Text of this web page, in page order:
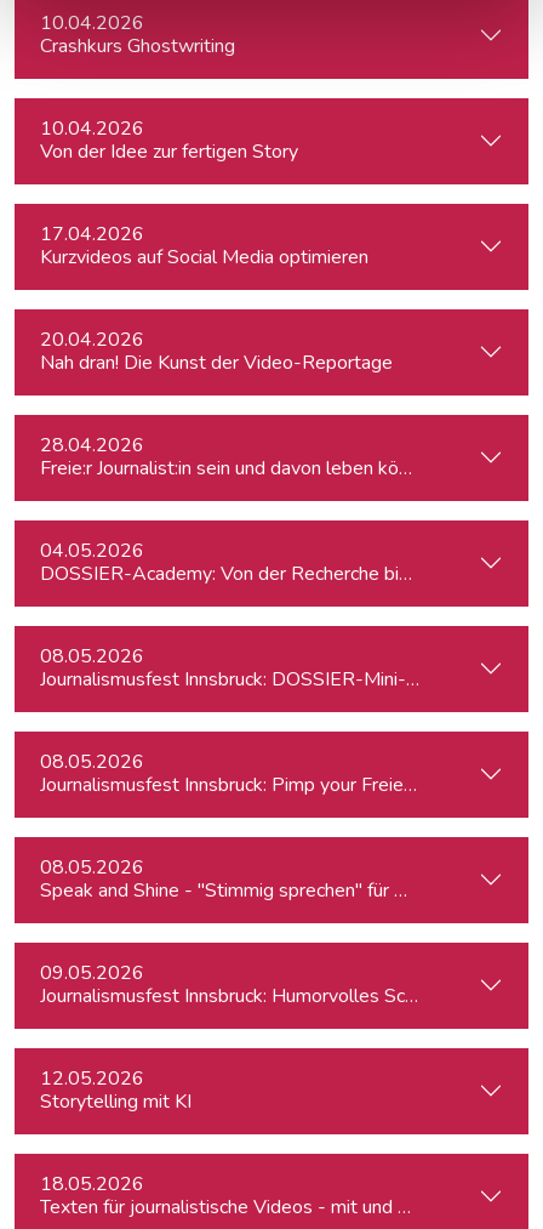
10.04.2026
Crashkurs Ghostwriting
10.04.2026
Von der Idee zur fertigen Story
17.04.2026
Kurzvideos auf Social Media optimieren
20.04.2026
Nah dran! Die Kunst der Video-Reportage
28.04.2026
Freie:r Journalist:in sein und davon leben können: So geht's
04.05.2026
DOSSIER-Academy: Von der Recherche bis zur
08.05.2026
Journalismusfest Innsbruck: DOSSIER-Mini-Academy
08.05.2026
Journalismusfest Innsbruck: Pimp your Freiendasein
08.05.2026
Speak and Shine - "Stimmig sprechen" für Podcast,
09.05.2026
Journalismusfest Innsbruck: Humorvolles Schreiben
12.05.2026
Storytelling mit KI
18.05.2026
Texten für journalistische Videos - mit und ohne KI